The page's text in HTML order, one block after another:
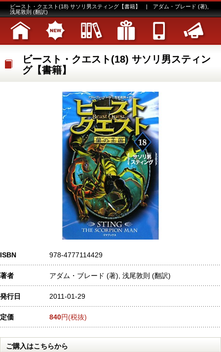
ビースト・クエスト(18) サソリ男スティング【書籍】 | アダム・ブレード (著),
浅尾敦則 (翻訳)
ビースト・クエスト(18) サソリ男スティン
グ【書籍】
ISBN 978-4777114429
著者 アダム・ブレード (著), 浅尾敦則 (翻訳)
発行日 2011-01-29
定価 840円(税抜)
ご購入はこちらから